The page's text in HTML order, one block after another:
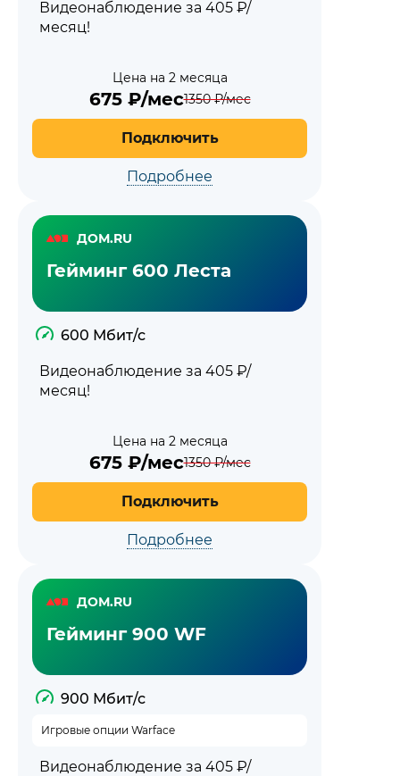
Видеонаблюдение за 405 ₽/
месяц!
Цена на 2 месяца
675₽/мес1350₽/мес
Подключить
Подробнее
ДОМ.RU
Гейминг 600 Леста
600 Мбит/с
Видеонаблюдение за 405 ₽/
месяц!
Цена на 2 месяца
675₽/мес1350₽/мес
Подключить
Подробнее
ДОМ.RU
Гейминг 900 WF
900 Мбит/с
Игровые опции Warface
Видеонаблюдение за 405 ₽/